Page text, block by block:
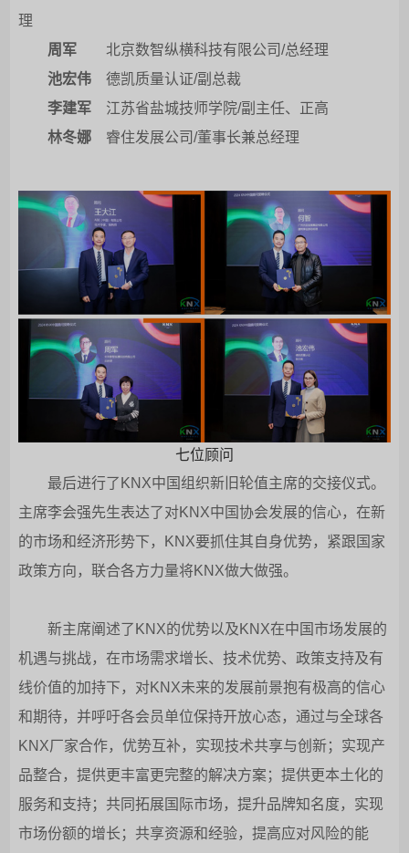
理
周军北京数智纵横科技有限公司/总经理
池宏伟德凯质量认证/副总裁
李建军江苏省盐城技师学院/副主任、正高
林冬娜睿住发展公司/董事长兼总经理
七位顾问
最后进行了KNX中国组织新旧轮值主席的交接仪式。
主席李会强先生表达了对KNX中国协会发展的信心，在新
的市场和经济形势下，KNX要抓住其自身优势，紧跟国家
政策方向，联合各方力量将KNX做大做强。
新主席阐述了KNX的优势以及KNX在中国市场发展的
机遇与挑战，在市场需求增长、技术优势、政策支持及有
线价值的加持下，对KNX未来的发展前景抱有极高的信心
和期待，并呼吁各会员单位保持开放心态，通过与全球各
KNX厂家合作，优势互补，实现技术共享与创新；实现产
品整合，提供更丰富更完整的解决方案；提供更本土化的
服务和支持；共同拓展国际市场，提升品牌知名度，实现
市场份额的增长；共享资源和经验，提高应对风险的能